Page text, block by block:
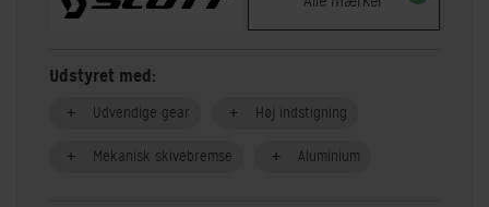
Udstyret med:
Udvendige gear Høj indstigning
Mekanisk skivebremse Aluminium